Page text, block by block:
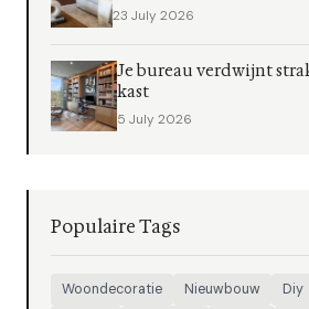
23 July 2026
Je bureau verdwijnt
kast
5 July 2026
Populaire Tags
Woondecoratie Nieuwbouw Diy